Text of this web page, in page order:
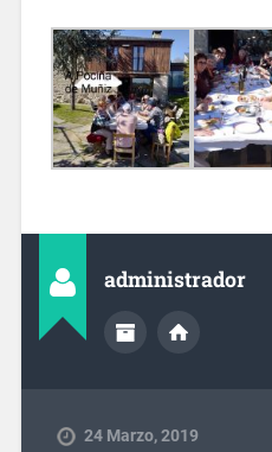
administrador
24 Marzo, 2019